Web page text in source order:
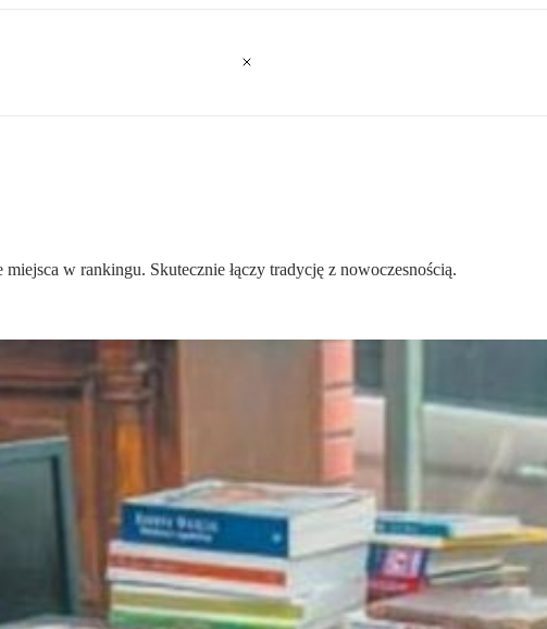
w rankingu. Skutecznie łączy tradycję z nowoczesnością.